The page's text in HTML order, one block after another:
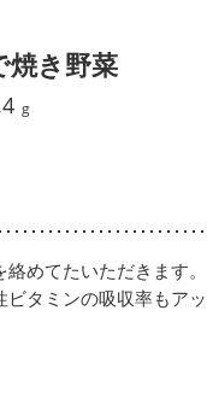
焼き野菜
g
めてたいただきます。
タミンの吸収率もアッ